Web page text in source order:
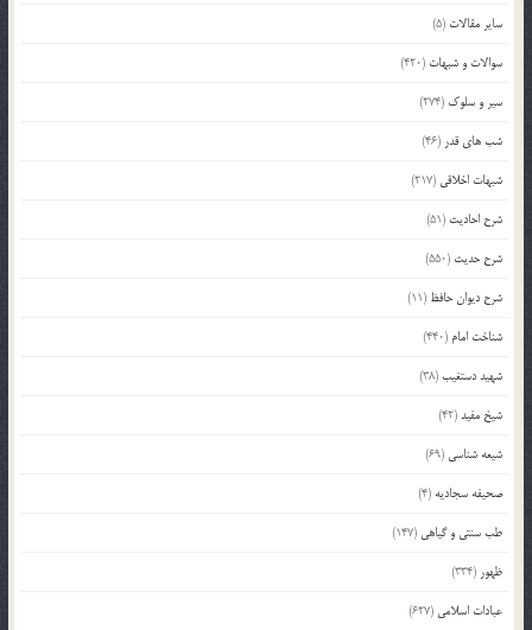
سایر مقالات (5)
سوالات و شبهات (420)
سیر و سلوک (274)
شب های قدر (46)
شبهات اخلاقی (217)
شرح احادیث (51)
شرح حدیث (550)
شرح دیوان حافظ (11)
شناخت امام (440)
شهید دستغیب(38)
شیخ مفید(42)
شیعه شناسی (69)
صحیفه سجادیه (4)
طب سنتی و گیاهی (147)
ظهور (334)
عبادات اسلامی (627)